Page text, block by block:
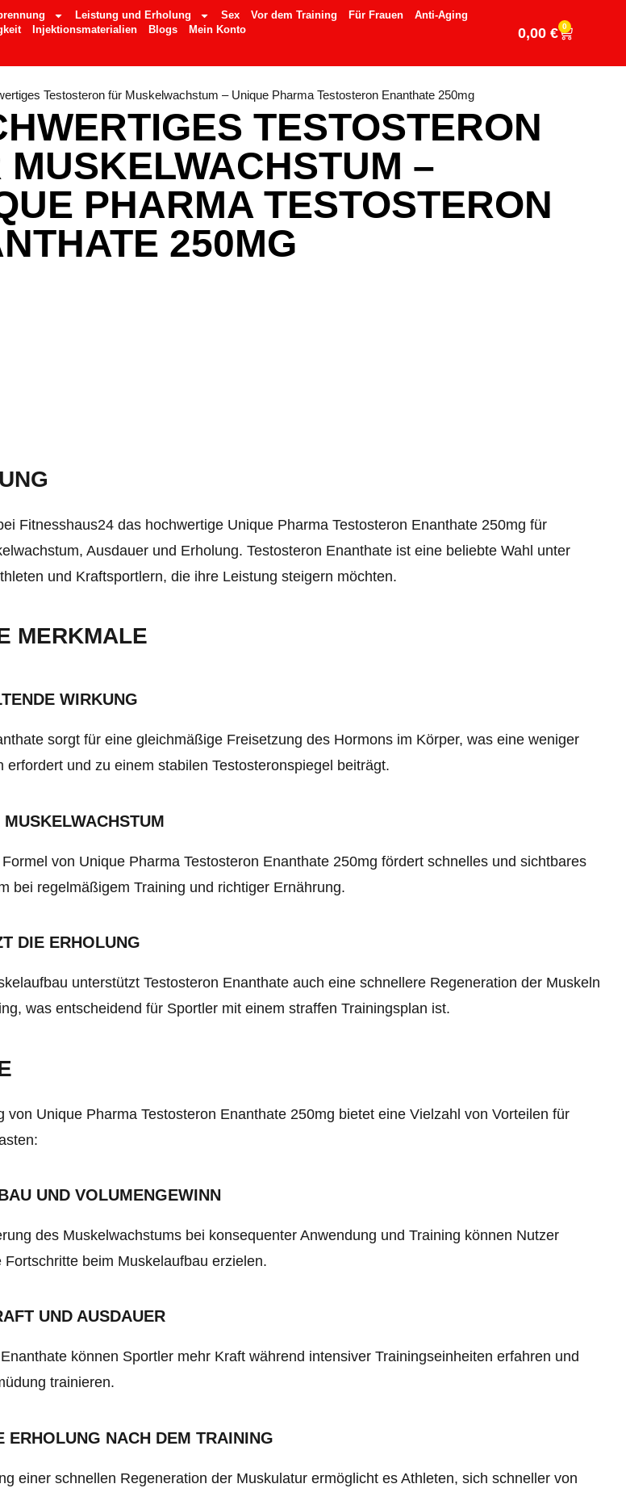
Leistung und Erholung Sex Vor dem Training Für Frauen
Anti-Aging
Injektionsmaterialien Blogs Mein Konto 0,00 € 0
Testosteron für Muskelwachstum – Unique Pharma Testosteron Enanthate 250mg
TESTOSTERON
MUSKELWACHSTUM –
PHARMA TESTOSTERON
250MG
Fitnesshaus24 das hochwertige Unique Pharma Testosteron Enanthate 250mg für
Ausdauer und Erholung. Testosteron Enanthate ist eine beliebte Wahl unter
und Kraftsportlern, die ihre Leistung steigern möchten.
MERKMALE
WIRKUNG
sorgt für eine gleichmäßige Freisetzung des Hormons im Körper, was eine weniger
erfordert und zu einem stabilen Testosteronspiegel beiträgt.
von Unique Pharma Testosteron Enanthate 250mg fördert schnelles und sichtbares
bei regelmäßigem Training und richtiger Ernährung.
DIE ERHOLUNG
unterstützt Testosteron Enanthate auch eine schnellere Regeneration der Muskeln
was entscheidend für Sportler mit einem straffen Trainingsplan ist.
von Unique Pharma Testosteron Enanthate 250mg bietet eine Vielzahl von Vorteilen für
UND VOLUMENGEWINN
des Muskelwachstums bei konsequenter Anwendung und Training können Nutzer
Fortschritte beim Muskelaufbau erzielen.
UND AUSDAUER
können Sportler mehr Kraft während intensiver Trainingseinheiten erfahren und
trainieren.
ERHOLUNG NACH DEM TRAINING
einer schnellen Regeneration der Muskulatur ermöglicht es Athleten, sich schneller von